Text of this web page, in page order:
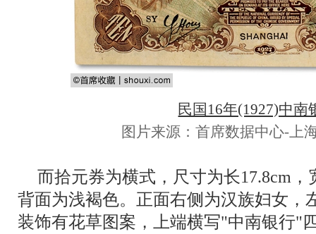
民国16年(1927)中南
图片来源：首席数据中心-上
而拾元券为横式，尺寸为长17.8cm，
背面为浅褐色。正面右侧为汉族妇女，
装饰有花草图案，上端横写"中南银行"